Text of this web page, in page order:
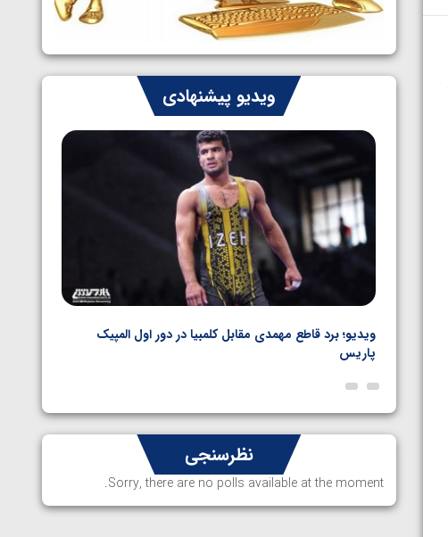
ویدیو پیشنهادی
ویدیو؛ برد قاطع مهمدی مقابل کلمبیا در دور اول المپیک
پاریس
نظرسنجی
Sorry, there are no polls available at the moment.